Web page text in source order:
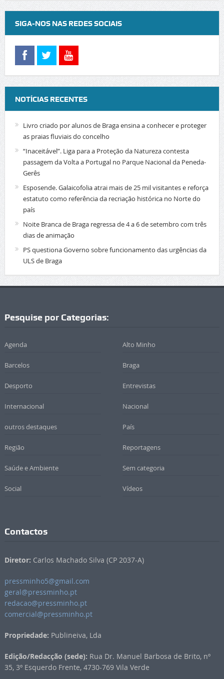
SIGA-NOS NAS REDES SOCIAIS
NOTÍCIAS RECENTES
Livro criado por alunos de Braga ensina a conhecer e proteger
as praias fluviais do concelho
“Inaceitável”. Liga para a Proteção da Natureza contesta
passagem da Volta a Portugal no Parque Nacional da Peneda-
Gerês
Esposende. Galaicofolia atrai mais de 25 mil visitantes e reforça
estatuto como referência da recriação histórica no Norte do
país
Noite Branca de Braga regressa de 4 a 6 de setembro com três
dias de animação
PS questiona Governo sobre funcionamento das urgências da
ULS de Braga
Pesquise por Categorias:
Agenda Alto Minho
Barcelos Braga
Desporto Entrevistas
Internacional Nacional
outros destaques País
Região Reportagens
Saúde e Ambiente Sem categoria
Social Vídeos
Contactos
Diretor: Carlos Machado Silva (CP 2037-A)
pressminho5@gmail.com
geral@pressminho.pt
redacao@pressminho.pt
comercial@pressminho.pt
Propriedade: Publineiva, Lda
Edição/Redacção (sede): Rua Dr. Manuel Barbosa de Brito, nº
35, 3º Esquerdo Frente, 4730-769 Vila Verde